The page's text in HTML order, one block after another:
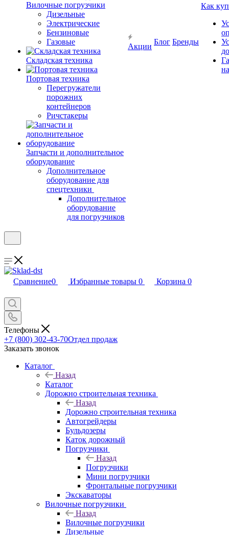
Вилочные погрузчики
Дизельные
Электрические
Бензиновые
Газовые
Складская техника
Портовая техника
Перегружатели
порожних
контейнеров
Ричстакеры
Запчасти и дополнительное
оборудование
Дополнительное
оборудование для
спецтехники
Дополнительное
оборудование
для погрузчиков
Акции
Блог Бренды
Как
Сравнение0 Избранные товары 0 Корзина 0
Телефоны
+7 (800) 302-43-70Отдел продаж
Заказать звонок
Каталог
Назад
Каталог
Дорожно строительная техника
Назад
Дорожно строительная техника
Автогрейдеры
Бульдозеры
Каток дорожный
Погрузчики
Назад
Погрузчики
Мини погрузчики
Фронтальные погрузчики
Экскаваторы
Вилочные погрузчики
Назад
Вилочные погрузчики
Дизельные